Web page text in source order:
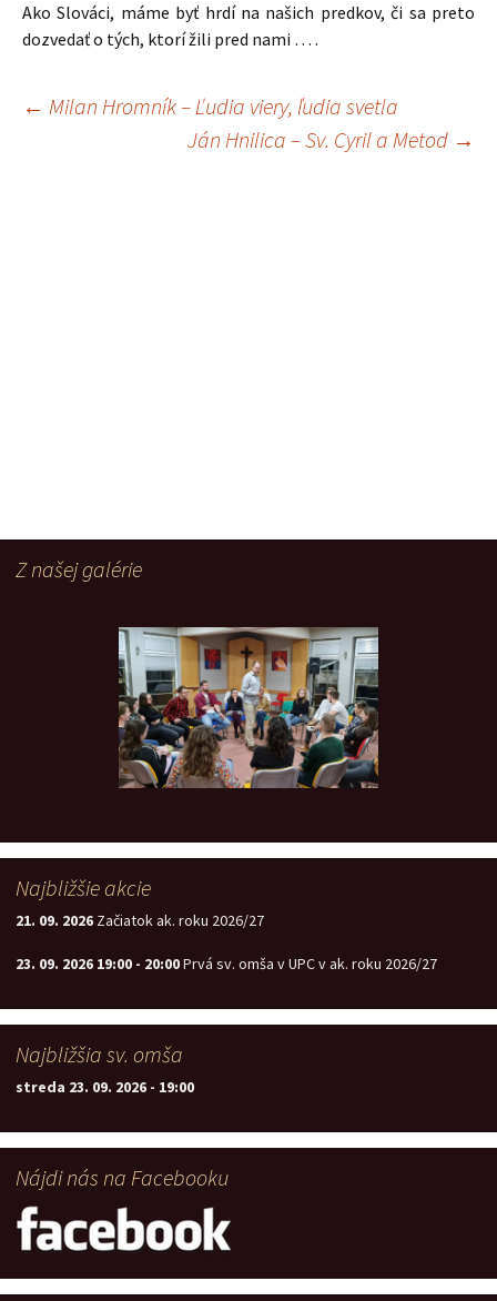
Ako Slováci, máme byť hrdí na našich predkov, či sa preto
dozvedať o tých, ktorí žili pred nami … .
Navigácia
← Milan Hromník – Ľudia viery, ľudia svetla
Ján Hnilica – Sv. Cyril a Metod →
Z našej galérie
Najbližšie akcie
21. 09. 2026 Začiatok ak. roku 2026/27
23. 09. 2026 19:00 - 20:00Prvá sv. omša v UPC v ak. roku 2026/27
Najbližšia sv. omša
streda 23. 09. 2026 - 19:00
Nájdi nás na Facebooku